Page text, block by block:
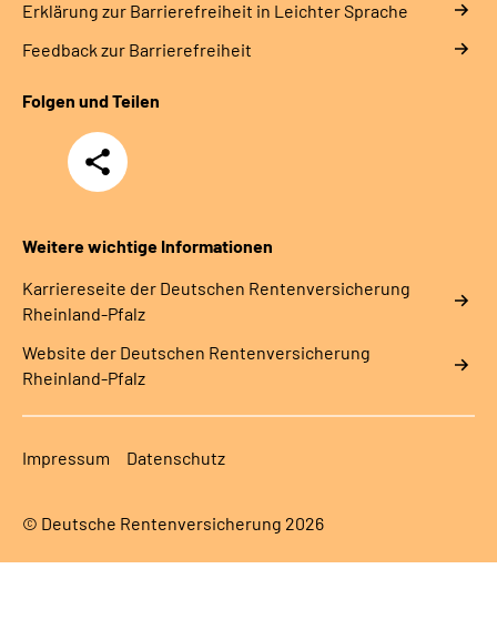
Erklärung zur Barrierefreiheit in Leichter Sprache
Feedback zur Barrierefreiheit
Folgen und Teilen
Teilen
Weitere wichtige Informationen
Karriereseite der Deutschen Rentenversicherung
Rheinland-Pfalz
Website der Deutschen Rentenversicherung
Rheinland-Pfalz
Impressum Datenschutz
© Deutsche Rentenversicherung 2026